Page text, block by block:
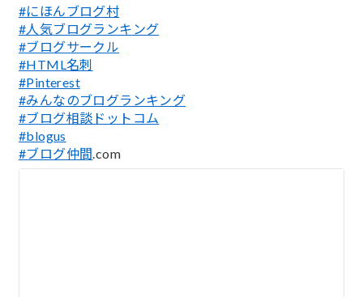
#にほんブログ村
#人気ブログランキング
#ブログサークル
#HTML名刺
#Pinterest
#みんなのブログランキング
#ブログ相談ドットコム
#blogus
#ブログ仲間.com